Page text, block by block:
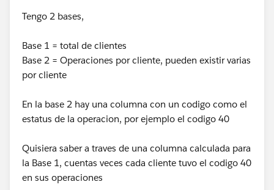
Tengo 2 bases,
Base 1 = total de clientes
Base 2 = Operaciones por cliente, pueden existir varias
por cliente
En la base 2 hay una columna con un codigo como el
estatus de la operacion, por ejemplo el codigo 40
Quisiera saber a traves de una columna calculada para
la Base 1, cuentas veces cada cliente tuvo el codigo 40
en sus operaciones